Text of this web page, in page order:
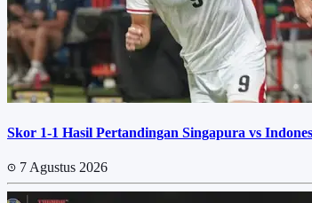
Skor 1-1 Hasil Pertandingan Singapura vs
7 Agustus 2026